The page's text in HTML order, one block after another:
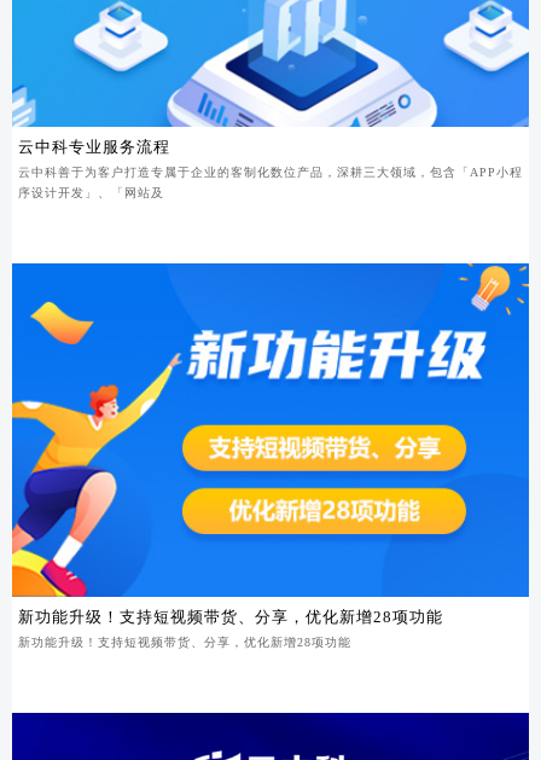
云中科专业服务流程
云中科善于为客户打造专属于企业的客制化数位产品，深耕三大领域，包含「APP小程
序设计开发」、「网站及
新功能升级！支持短视频带货、分享，优化新增28项功能
新功能升级！支持短视频带货、分享，优化新增28项功能